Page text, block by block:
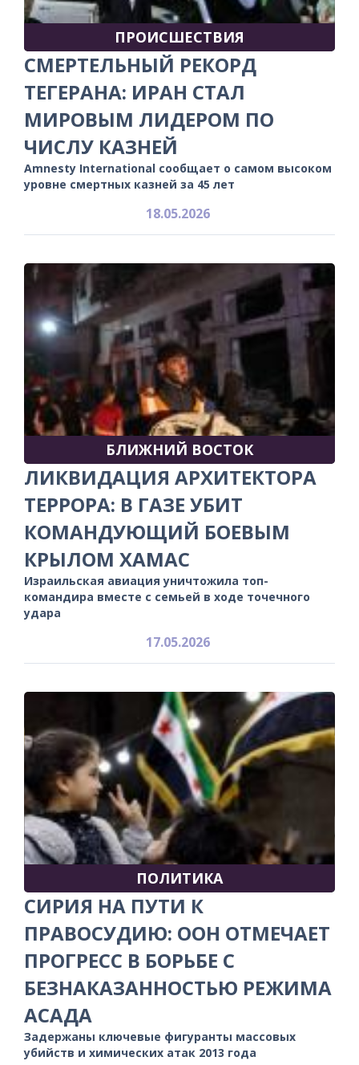
ПРОИСШЕСТВИЯ
СМЕРТЕЛЬНЫЙ РЕКОРД
ТЕГЕРАНА: ИРАН СТАЛ
МИРОВЫМ ЛИДЕРОМ ПО
ЧИСЛУ КАЗНЕЙ
Amnesty International сообщает о самом высоком
уровне смертных казней за 45 лет
18.05.2026
БЛИЖНИЙ ВОСТОК
ЛИКВИДАЦИЯ АРХИТЕКТОРА
ТЕРРОРА: В ГАЗЕ УБИТ
КОМАНДУЮЩИЙ БОЕВЫМ
КРЫЛОМ ХАМАС
Израильская авиация уничтожила топ-
командира вместе с семьей в ходе точечного
удара
17.05.2026
ПОЛИТИКА
СИРИЯ НА ПУТИ К
ПРАВОСУДИЮ: ООН ОТМЕЧАЕТ
ПРОГРЕСС В БОРЬБЕ С
БЕЗНАКАЗАННОСТЬЮ РЕЖИМА
АСАДА
Задержаны ключевые фигуранты массовых
убийств и химических атак 2013 года